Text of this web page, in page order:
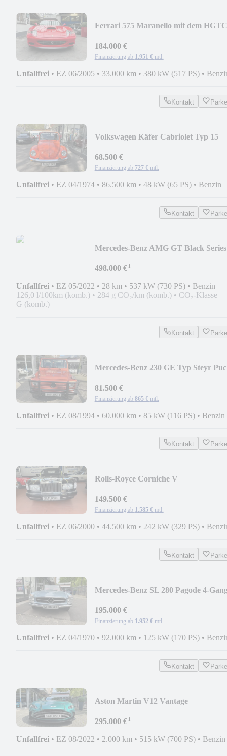
Ferrari 575 Maranello mit dem HGTC
184.000 €
Finanzierung ab 1.951 € mtl.
Unfallfrei • EZ 06/2005 • 33.000 km • 380 kW (517 PS) •
Kontakt
Volkswagen Käfer Cabriolet Typ 15
68.500 €
Finanzierung ab 727 € mtl.
Unfallfrei • EZ 04/1974 • 86.500 km • 48 kW (65 PS) • Benzin
Kontakt
Mercedes-Benz AMG GT Black Series
498.000 €¹
Unfallfrei • EZ 05/2022 • 28 km • 537 kW (730 PS) • Benzin
126,0 l/100km (komb.) • 284 g CO₂/km (komb.) • CO₂-Klasse
G (komb.)
Kontakt
Mercedes-Benz 230 GE Typ Steyr
81.500 €
Finanzierung ab 865 € mtl.
Unfallfrei • EZ 08/1994 • 60.000 km • 85 kW (116 PS) • Benzin
Kontakt
Rolls-Royce Corniche V
149.500 €
Finanzierung ab 1.585 € mtl.
Unfallfrei • EZ 06/2000 • 44.500 km • 242 kW (329 PS) •
Kontakt
Mercedes-Benz SL 280 Pagode 4-
195.000 €
Finanzierung ab 1.952 € mtl.
Unfallfrei • EZ 04/1970 • 92.000 km • 125 kW (170 PS) •
Kontakt
Aston Martin V12 Vantage
295.000 €¹
Unfallfrei • EZ 08/2022 • 2.000 km • 515 kW (700 PS) • Benzin